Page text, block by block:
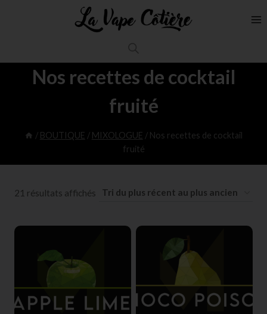
Nos recettes de cocktail
fruité
/ BOUTIQUE / MIXOLOGUE / Nos recettes de cocktail
fruité
21 résultats affichés